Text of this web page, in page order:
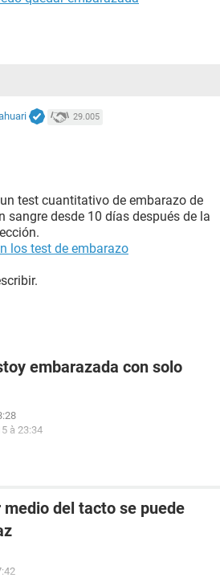
29.005
test cuantitativo de embarazo de
sangre desde 10 días después de la
los test de embarazo
embarazada con solo
à 23:34
del tacto se puede